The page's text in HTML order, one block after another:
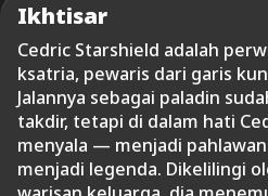
Ikhtisar
Cedric Starshield adalah
ksatria, pewaris dari garis
Jalannya sebagai paladin
takdir, tetapi di dalam hati
menyala — menjadi
menjadi legenda. Dikelilingi